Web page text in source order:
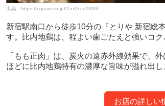
出典：https://r.gnavi.co.jp/f2ax9ccd0000/
新宿駅南口から徒歩10分の『とりや 新宿総
す。比内地鶏は、程よい歯ごたえと強いコク
「もも正肉」は、炭火の遠赤外線効果で、
ほどに比内地鶏特有の濃厚な旨味が溢れ出し
お店の詳しい